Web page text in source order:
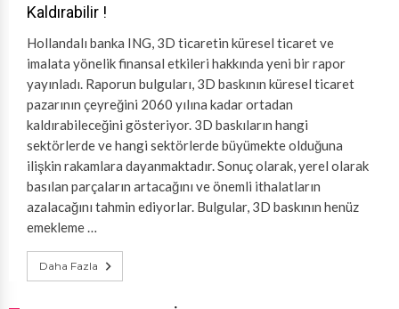
Kaldırabilir !
Hollandalı banka ING, 3D ticaretin küresel ticaret ve
imalata yönelik finansal etkileri hakkında yeni bir rapor
yayınladı. Raporun bulguları, 3D baskının küresel ticaret
pazarının çeyreğini 2060 yılına kadar ortadan
kaldırabileceğini gösteriyor. 3D baskıların hangi
sektörlerde ve hangi sektörlerde büyümekte olduğuna
ilişkin rakamlara dayanmaktadır. Sonuç olarak, yerel olarak
basılan parçaların artacağını ve önemli ithalatların
azalacağını tahmin ediyorlar. Bulgular, 3D baskının henüz
emekleme …
Daha Fazla